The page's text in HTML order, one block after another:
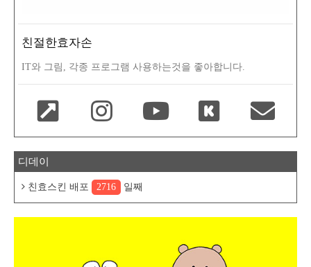
친절한효자손
IT와 그림, 각종 프로그램 사용하는것을 좋아합니다.
디데이
친효스킨 배포 2716 일째